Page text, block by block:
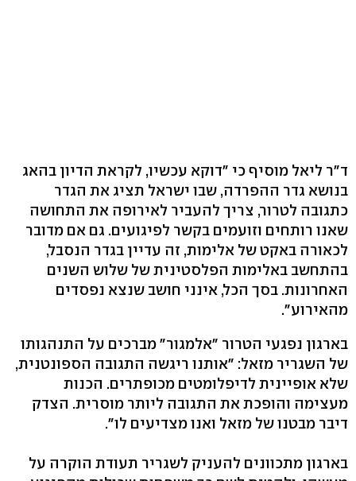
ד"ר ליאל מוסיף כי "דוקא עכשיו, לקראת הדיון בהאג
בנושא גדר ההפרדה, שבו ישראל תציג את הגדר
כתגובה לטרור, צריך להעביר לאירופה את התחושה
שאנו רותחים וזועמים בקשר לפיגועים. גם אם מדובר
לכאורה באקט של אלימות, זה עדיין בגדר הנסבל,
בהתחשב באלימות הפלסטינית של שלוש השנים
האחרונות. בסך הכל, אינני חושב שנצא נפסדים
מהאירוע".
בארגון נפגעי הטרור "אלמגור" מברכים על התנהגותו
של השגריר מזאל: "אותנו ריגשה התגובה הספונטנית,
שלא אופיינית לדיפלומטים מכופתרים. הכנות
מעצימה והופכת את התגובה ליותר מוסרית. הצדק
דיבר מבטנו של מזאל ואנו מצדיעים לו".
בארגון מתכוונים להעניק לשגריר תעודת הוקרה על